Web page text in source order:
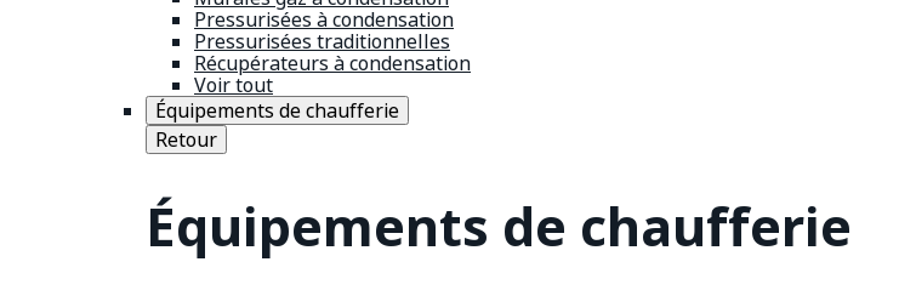
Pressurisées à condensation
Pressurisées traditionnelles
Récupérateurs à condensation
Voir tout
Équipements de chaufferie
Retour
Équipements de chaufferie